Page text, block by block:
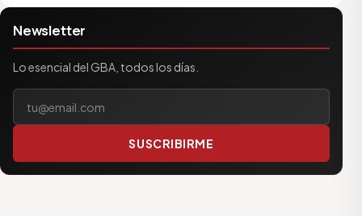
Newsletter
Lo esencial del GBA, todos los días.
SUSCRIBIRME